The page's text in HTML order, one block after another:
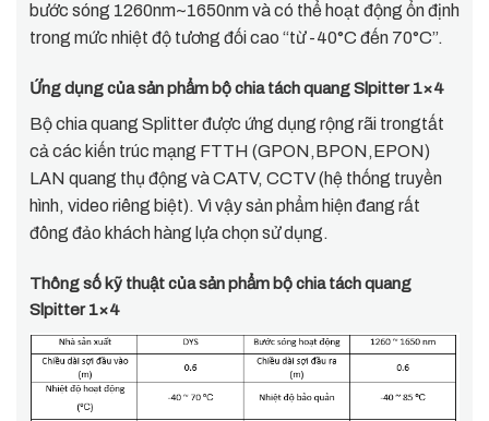
bước sóng 1260nm~1650nm và có thể hoạt động ổn định
trong mức nhiệt độ tương đối cao “từ -40°C đến 70°C”.
Ứng dụng của sản phẩm bộ chia tách quang Slpitter 1×4
Bộ chia quang Splitter được ứng dụng rộng rãi trongtất
cả các kiến trúc mạng FTTH (GPON,BPON,EPON)
LAN quang thụ động và CATV, CCTV (hệ thống truyền
hình, video riêng biệt). Vì vậy sản phẩm hiện đang rất
đông đảo khách hàng lựa chọn sử dụng.
Thông số kỹ thuật của sản phẩm bộ chia tách quang
Slpitter 1×4